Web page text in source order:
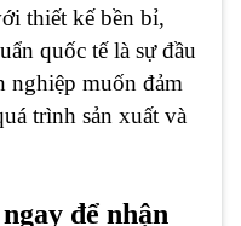
thiết kế bền bỉ,
quốc tế là sự đầu
nghiệp muốn đảm
trình sản xuất và
để nhận